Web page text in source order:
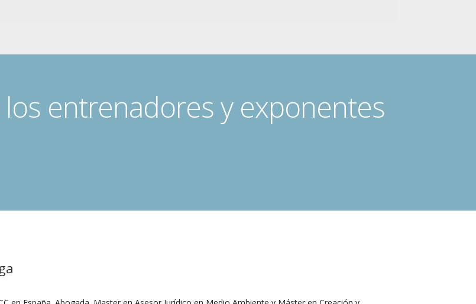
entrenadores y exponentes